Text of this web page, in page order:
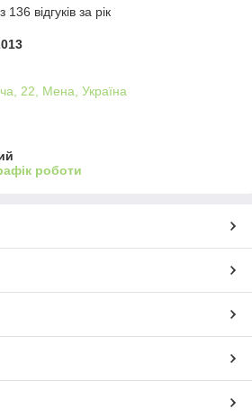
відгуків за рік
22, Мена, Україна
роботи